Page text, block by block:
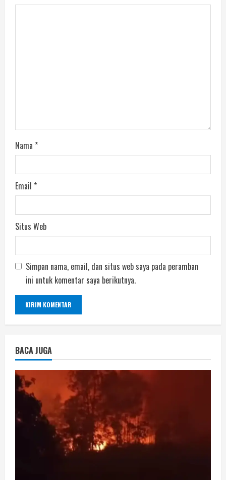
Nama *
Email *
Situs Web
Simpan nama, email, dan situs web saya pada peramban
ini untuk komentar saya berikutnya.
BACA JUGA